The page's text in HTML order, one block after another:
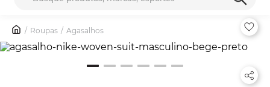
Roupas Agasalhos